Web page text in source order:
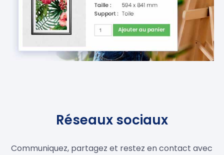
Réseaux sociaux
Communiquez, partagez et restez en contact avec